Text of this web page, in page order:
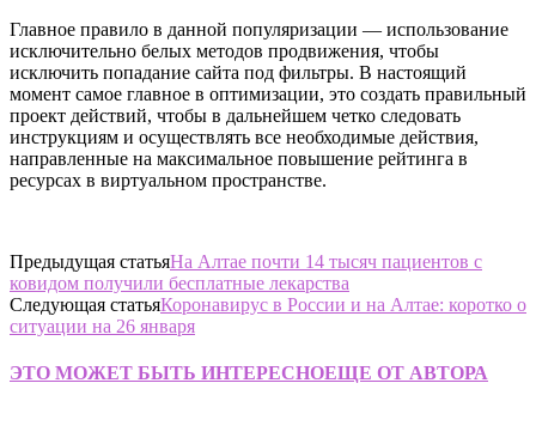
Главное правило в данной популяризации — использование
исключительно белых методов продвижения, чтобы
исключить попадание сайта под фильтры. В настоящий
момент самое главное в оптимизации, это создать правильный
проект действий, чтобы в дальнейшем четко следовать
инструкциям и осуществлять все необходимые действия,
направленные на максимальное повышение рейтинга в
ресурсах в виртуальном пространстве.
Предыдущая статьяНа Алтае почти 14 тысяч пациентов с
ковидом получили бесплатные лекарства
Следующая статьяКоронавирус в России и на Алтае: коротко о
ситуации на 26 января
ЭТО МОЖЕТ БЫТЬ ИНТЕРЕСНОЕЩЕ ОТ АВТОРА